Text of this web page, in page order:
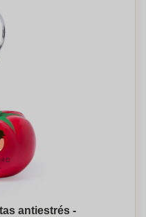
antiestrés -